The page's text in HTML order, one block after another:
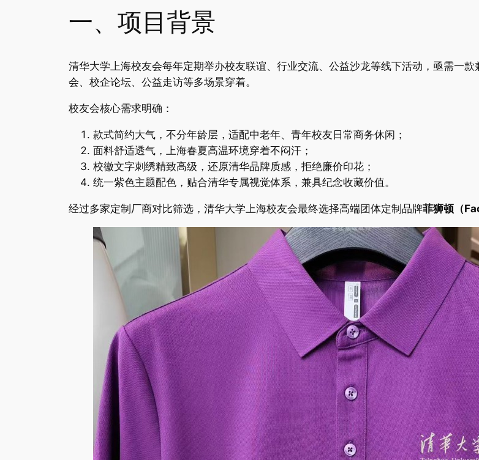
一、项目背景
清华大学上海校友会每年定期举办校友联谊、行业交流、公益沙龙等线下活动，亟需一
会、校企论坛、公益走访等多场景穿着。
校友会核心需求明确：
款式简约大气，不分年龄层，适配中老年、青年校友日常商务休闲；
面料舒适透气，上海春夏高温环境穿着不闷汗；
校徽文字刺绣精致高级，还原清华品牌质感，拒绝廉价印花；
统一紫色主题配色，贴合清华专属视觉体系，兼具纪念收藏价值。
经过多家定制厂商对比筛选，清华大学上海校友会最终选择高端团体定制品牌菲狮顿（